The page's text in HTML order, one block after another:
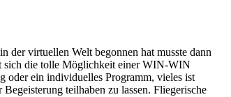
der virtuellen Welt begonnen hat musste dann
sich die tolle Möglichkeit einer WIN-WIN
oder ein individuelles Programm, vieles ist
teilhaben zu lassen. Fliegerische